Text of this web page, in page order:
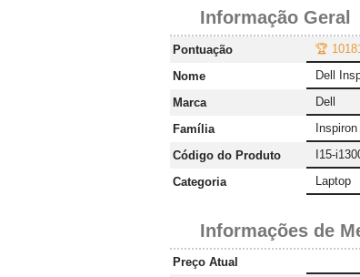
Informação Geral
Pontuação
🏆
Nome
Dell
Marca
Dell
Família
Inspiron
Código do Produto
I15-
Categoria
Laptop
Informações de
Preço Atual